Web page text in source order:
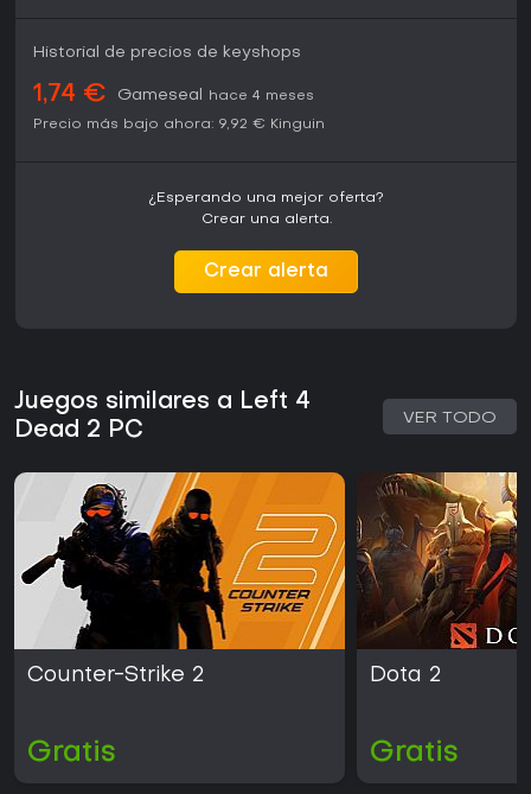
Historial de precios de keyshops
1,74 € Gameseal
hace 4 meses
Precio más bajo ahora: 9,92 € Kinguin
¿Esperando una mejor oferta?
Crear una alerta.
Crear alerta
Juegos similares a Left 4
Dead 2 PC
VER TODO
Counter-Strike 2
Gratis
Dota 2
Gratis